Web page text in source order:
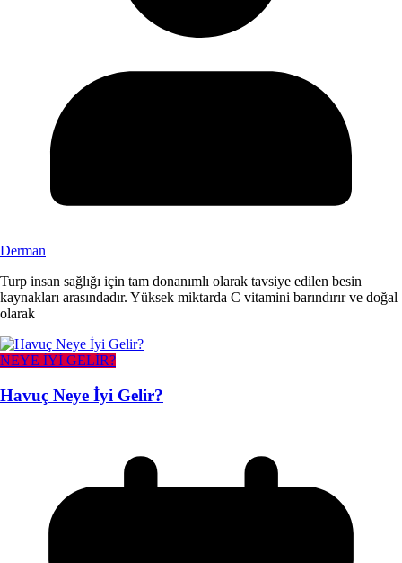
Derman
Turp insan sağlığı için tam donanımlı olarak tavsiye edilen besin
kaynakları arasındadır. Yüksek miktarda C vitamini barındırır ve doğal
olarak
NEYE İYİ GELİR?
Havuç Neye İyi Gelir?